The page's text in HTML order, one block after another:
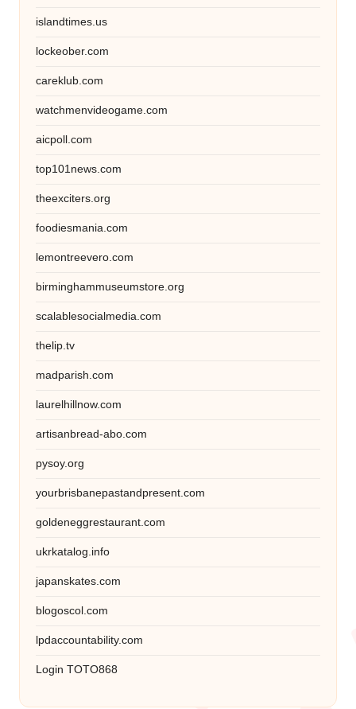
islandtimes.us
lockeober.com
careklub.com
watchmenvideogame.com
aicpoll.com
top101news.com
theexciters.org
foodiesmania.com
lemontreevero.com
birminghammuseumstore.org
scalablesocialmedia.com
thelip.tv
madparish.com
laurelhillnow.com
artisanbread-abo.com
pysoy.org
yourbrisbanepastandpresent.com
goldeneggrestaurant.com
ukrkatalog.info
japanskates.com
blogoscol.com
lpdaccountability.com
Login TOTO868